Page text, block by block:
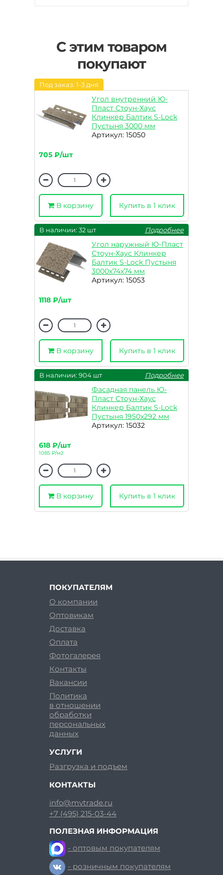
С этим товаром
покупают
Под заказ: 1-3 дня
Угол внутренний Ю-
Пласт Стоун-Хаус
Клинкер Балтик S-Lock
Пустыня 3000 мм
Артикул: 15050
705 ₽/шт
В корзину Купить в 1 клик
В наличии: 32 шт Подробнее
Угол наружный Ю-Пласт
Стоун-Хаус Клинкер
Балтик S-Lock Пустыня
3000х74х74 мм
Артикул: 15053
1118 ₽/шт
В корзину Купить в 1 клик
В наличии: 904 шт Подробнее
Фасадная панель Ю-
Пласт Стоун-Хаус
Клинкер Балтик S-Lock
Пустыня 1950х292 мм
Артикул: 15032
618 ₽/шт
1085 ₽/м2
В корзину Купить в 1 клик
ПОКУПАТЕЛЯМ
О компании
Оптовикам
Доставка
Оплата
Фотогалерея
Контакты
Вакансии
Политика
в отношении
обработки
персональных
данных
УСЛУГИ
Разгрузка и подъем
КОНТАКТЫ
info@mvtrade.ru
+7 (495) 215-03-44
ПОЛЕЗНАЯ ИНФОРМАЦИЯ
- оптовым покупателям
- розничным покупателям